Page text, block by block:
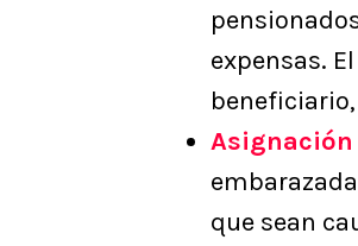
expensas.
que sean